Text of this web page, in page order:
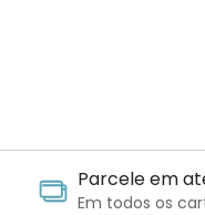
Parcele em
Em todos os